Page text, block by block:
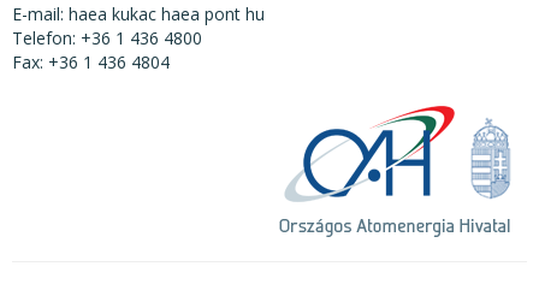
E-mail: haea kukac haea pont hu
Telefon: +36 1 436 4800
Fax: +36 1 436 4804